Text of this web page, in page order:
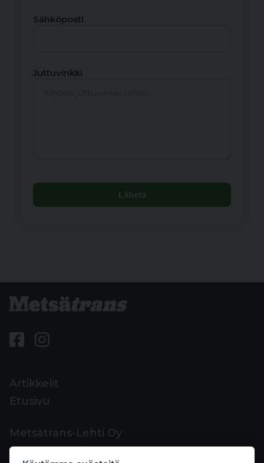
Sähköposti
Juttuvinkki
Lähetä
Artikkelit
Etusivu
Metsätrans-Lehti Oy
Asiakaspalvelu